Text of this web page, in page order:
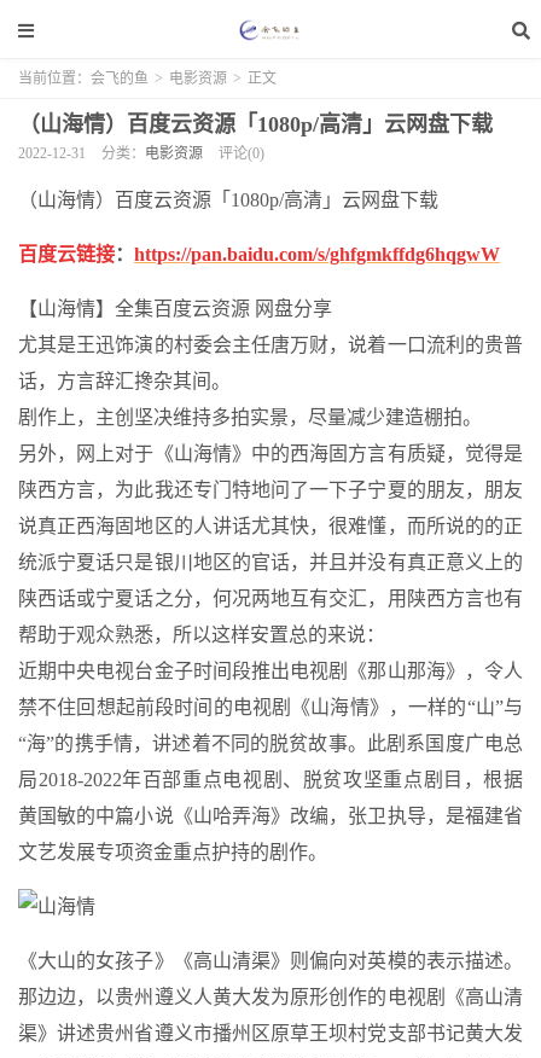
当前位置： 会飞的鱼 > 电影资源 > 正文
（山海情）百度云资源「1080p/高清」云网盘下载
2022-12-31 分类： 电影资源 评论(0)
（山海情）百度云资源「1080p/高清」云网盘下载
百度云链接： https://pan.baidu.com/s/ghfgmkffdg6hqgwW
【山海情】全集百度云资源 网盘分享
尤其是王迅饰演的村委会主任唐万财，说着一口流利的贵普
话，方言辞汇搀杂其间。
剧作上，主创坚决维持多拍实景，尽量减少建造棚拍。
另外，网上对于《山海情》中的西海固方言有质疑，觉得是
陕西方言，为此我还专门特地问了一下子宁夏的朋友，朋友
说真正西海固地区的人讲话尤其快，很难懂，而所说的的正
统派宁夏话只是银川地区的官话，并且并没有真正意义上的
陕西话或宁夏话之分，何况两地互有交汇，用陕西方言也有
帮助于观众熟悉，所以这样安置总的来说：
近期中央电视台金子时间段推出电视剧《那山那海》，令人
禁不住回想起前段时间的电视剧《山海情》，一样的“山”与
“海”的携手情，讲述着不同的脱贫故事。此剧系国度广电总
局2018-2022年百部重点电视剧、脱贫攻坚重点剧目，根据
黄国敏的中篇小说《山哈弄海》改编，张卫执导，是福建省
文艺发展专项资金重点护持的剧作。
《大山的女孩子》《高山清渠》则偏向对英模的表示描述。
那边边，以贵州遵义人黄大发为原形创作的电视剧《高山清
渠》讲述贵州省遵义市播州区原草王坝村党支部书记黄大发